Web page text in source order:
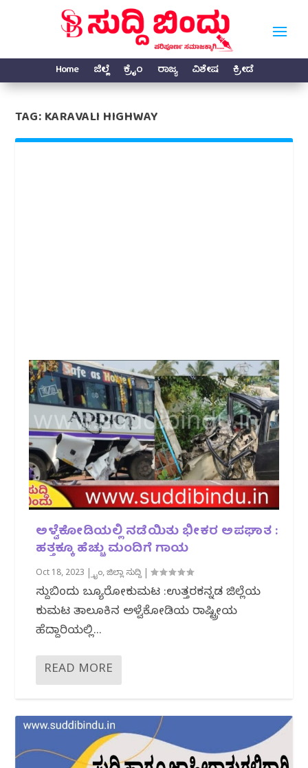
Home ಜಿಲ್ಲೆ ಕ್ರೈಂ ರಾಜ್ಯ ವಿಶೇಷ ಕ್ರೀಡೆ
TAG:KARAVALI HIGHWAY
ಅಳ್ವೆಕೋಡಿಯಲ್ಲಿ ನಡೆಯಿತು ಭೀಕರ ಅಪಘಾತ :
ಹತ್ತಕ್ಕೂ ಹೆಚ್ಚು ಮಂದಿಗೆ ಗಾಯ
Oct 18, 2023 |ಕ್ರೈಂ,ಜಿಲ್ಲಾ ಸುದ್ದಿ |
ಸುದ್ದಿಬಿಂದು ಬ್ಯೂರೋಕುಮಟ :ಉತ್ತರಕನ್ನಡ ಜಿಲ್ಲೆಯ
ಕುಮಟ ತಾಲೂಕಿನ ಅಳ್ವೆಕೋಡಿಯ ರಾಷ್ಟ್ರೀಯ
ಹೆದ್ದಾರಿಯಲ್ಲಿ...
READ MORE